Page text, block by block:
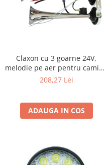
Claxon cu 3 goarne 24V,
melodie pe aer pentru camion
şi TIR
208,27 Lei
ADAUGA IN COS